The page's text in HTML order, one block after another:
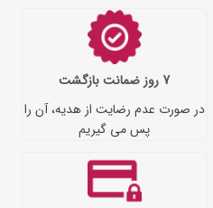
7 روز ضمانت بازگشت
در صورت عدم رضایت از هدیه، آن را
پس می گیریم